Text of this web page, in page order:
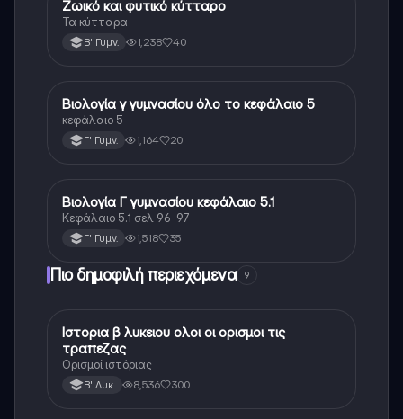
Βιολογία
Ζωικό και φυτικό κύτταρο
Τα κύτταρα
Β' Γυμν. 1,238 40
Βιολογία
Βιολογία γ γυμνασίου όλο το κεφάλαιο 5
κεφάλαιο 5
Γ' Γυμν. 1,164 20
Βιολογία
Βιολογία Γ γυμνασίου κεφάλαιο 5.1
Κεφάλαιο 5.1 σελ 96-97
Γ' Γυμν. 1,518 35
Πιο δημοφιλή περιεχόμενα 9
Ιστορία
Ιστορια β λυκειου ολοι οι ορισμοι τις
τραπεζας
Ορισμοί ιστόριας
Β' Λυκ. 8,536 300